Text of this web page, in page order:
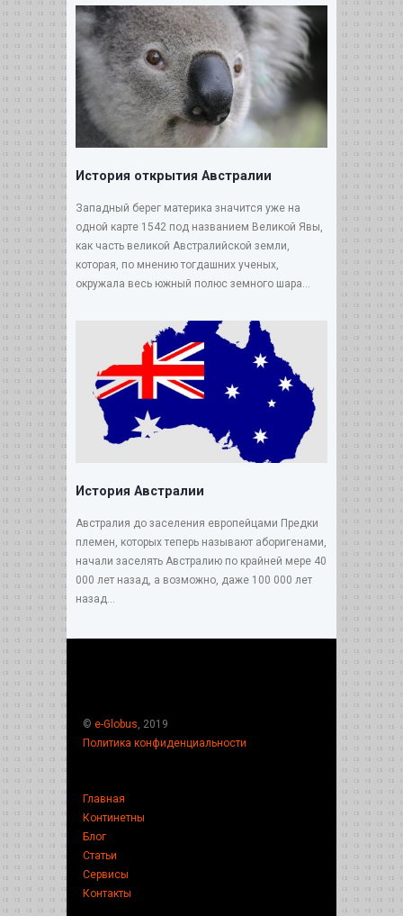
История открытия Австралии
Западный берег материка значится уже на
одной карте 1542 под названием Великой Явы,
как часть великой Австралийской земли,
которая, по мнению тогдашних ученых,
окружала весь южный полюс земного шара...
История Австралии
Австралия до заселения европейцами Предки
племен, которых теперь называют аборигенами,
начали заселять Австралию по крайней мере 40
000 лет назад, а возможно, даже 100 000 лет
назад...
© e-Globus , 2019
Политика конфиденциальности
Главная
Континетны
Блог
Статьи
Сервисы
Контакты